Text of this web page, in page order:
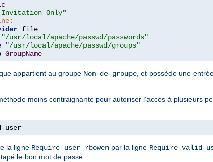
Invitation Only"
"/usr/local/apache/passwd/passwords"
"/usr/local/apache/passwd/groups"
GroupName
appartient au groupe Nom-de-groupe, et possède une
moins contraignante pour autoriser l'accès à plusieurs
user
la ligne Require user rbowen par la ligne Require valid-
le bon mot de passe.